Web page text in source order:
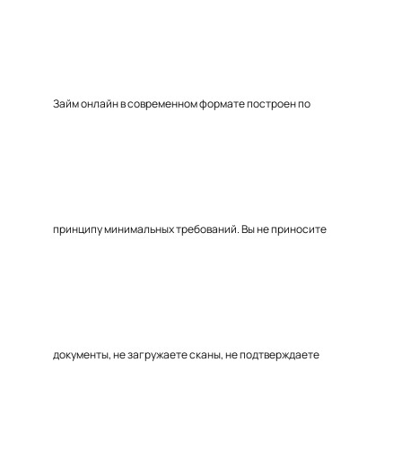
Займ онлайн в современном формате построен по
принципу минимальных требований. Вы не приносите
документы, не загружаете сканы, не подтверждаете